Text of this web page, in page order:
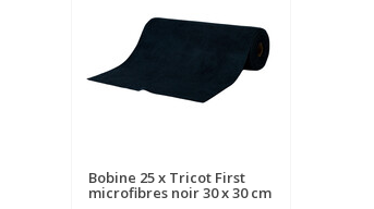
Bobine 25 x Tricot First
microfibres noir 30 x 30 cm